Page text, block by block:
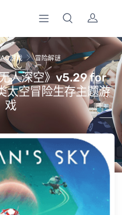
游戏 冒险解谜
人深空》v5.29 for
太空冒险生存主题游
戏